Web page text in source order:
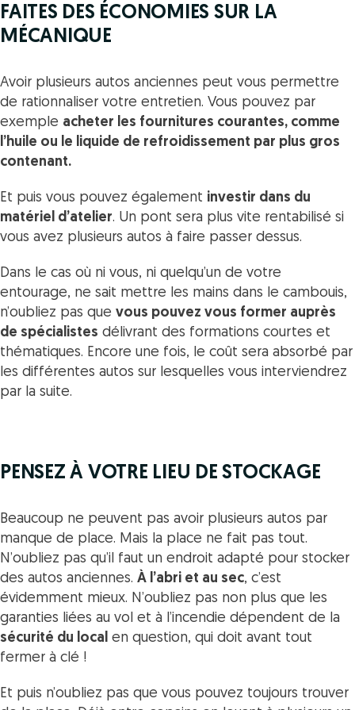
FAITES DES ÉCONOMIES SUR LA
MÉCANIQUE
Avoir plusieurs autos anciennes peut vous permettre
de rationnaliser votre entretien. Vous pouvez par
exemple acheter les fournitures courantes, comme
l’huile ou le liquide de refroidissement par plus gros
contenant.
Et puis vous pouvez également investir dans du
matériel d’atelier. Un pont sera plus vite rentabilisé si
vous avez plusieurs autos à faire passer dessus.
Dans le cas où ni vous, ni quelqu’un de votre
entourage, ne sait mettre les mains dans le cambouis,
n’oubliez pas que vous pouvez vous former auprès
de spécialistes délivrant des formations courtes et
thématiques. Encore une fois, le coût sera absorbé par
les différentes autos sur lesquelles vous interviendrez
par la suite.
PENSEZ À VOTRE LIEU DE STOCKAGE
Beaucoup ne peuvent pas avoir plusieurs autos par
manque de place. Mais la place ne fait pas tout.
N’oubliez pas qu’il faut un endroit adapté pour stocker
des autos anciennes. À l’abri et au sec, c’est
évidemment mieux. N’oubliez pas non plus que les
garanties liées au vol et à l’incendie dépendent de la
sécurité du local en question, qui doit avant tout
fermer à clé !
Et puis n’oubliez pas que vous pouvez toujours trouver